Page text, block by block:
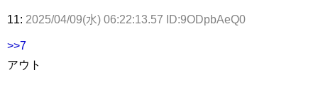
11: 2025/04/09(水) 06:22:13.57 ID:9ODpbAeQ0
>>7
アウト